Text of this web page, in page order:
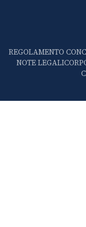
REGOLAMENTO
NOTE LEGALI